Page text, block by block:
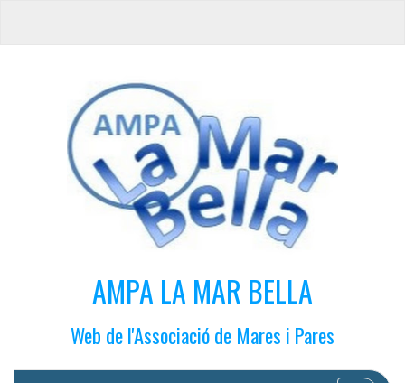
AMPA LA MAR BELLA
Web de l'Associació de Mares i Pares